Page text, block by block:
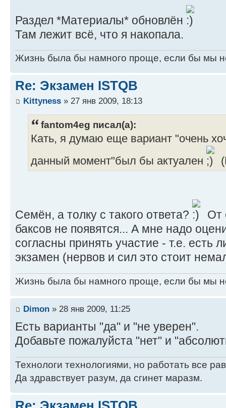
Раздел *Материалы* обновлён
Там лежит всё, что я накопала.
Жизнь была бы намного проще, если бы мы
Re: Экзамен ISTQB
Kittyness » 27 янв 2009, 18:13
fantom4eg писал(а):
Кать, я думаю еще вариант "очень
данный момент"был бы актуален
Семён, а толку с такого ответа?
От
баксов не появятся... А мне надо
согласны принять участие - т.е. есть
экзамен (нервов и сил это стоит
Жизнь была бы намного проще, если бы мы
Dimon » 28 янв 2009, 11:25
Есть варианты "да" и "не уверен".
Добавьте пожалуйста "нет" и
Технологи технологиями, но работать все
Да здравствует разум, да cгинет маразм.